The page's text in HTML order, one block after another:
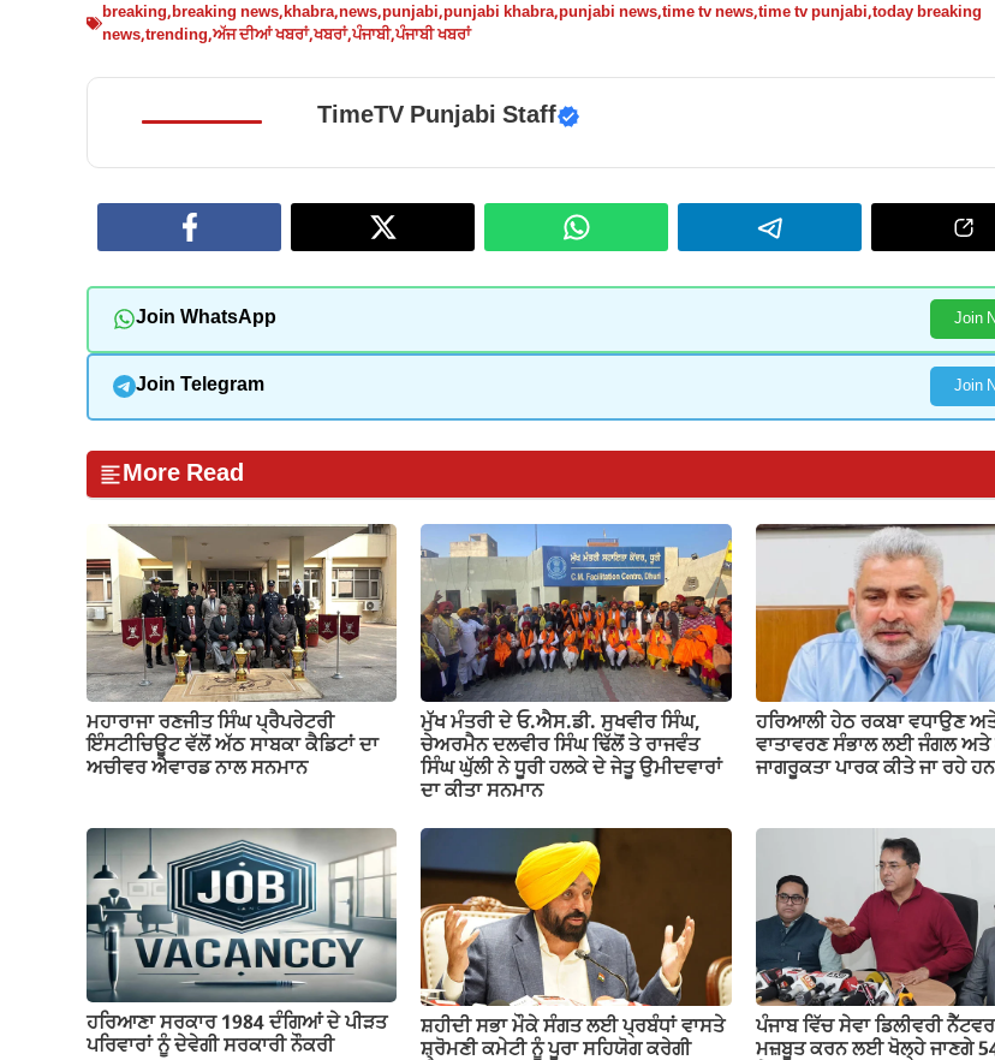
breaking,breaking news,khabra,news,punjabi,punjabi khabra,punjabi news,time tv news,time tv punjabi,today breaking
news,trending,ਅੱਜ ਦੀਆਂ ਖਬਰਾਂ,ਖਬਰਾਂ,ਪੰਜਾਬੀ,ਪੰਜਾਬੀ ਖਬਰਾਂ
TimeTV Punjabi Staff
Join WhatsApp Join
Join Telegram Join
More Read
ਮਹਾਰਾਜਾ ਰਣਜੀਤ ਸਿੰਘ ਪ੍ਰੈਪਰੇਟਰੀ
ਇੰਸਟੀਚਿਊਟ ਵੱਲੋਂ ਅੱਠ ਸਾਬਕਾ ਕੈਡਿਟਾਂ ਦਾ
ਅਚੀਵਰ ਐਵਾਰਡ ਨਾਲ ਸਨਮਾਨ
ਮੁੱਖ ਮੰਤਰੀ ਦੇ ਓ.ਐਸ.ਡੀ. ਸੁਖਵੀਰ ਸਿੰਘ,
ਚੇਅਰਮੈਨ ਦਲਵੀਰ ਸਿੰਘ ਢਿੱਲੋਂ ਤੇ ਰਾਜਵੰਤ
ਸਿੰਘ ਘੁੱਲੀ ਨੇ ਧੂਰੀ ਹਲਕੇ ਦੇ ਜੇਤੂ ਉਮੀਦਵਾਰਾਂ
ਦਾ ਕੀਤਾ ਸਨਮਾਨ
ਹਰਿਆਲੀ ਹੇਠ ਰਕਬਾ ਵਧਾਉਣ
ਵਾਤਾਵਰਣ ਸੰਭਾਲ ਲਈ ਜੰਗਲ
ਜਾਗਰੂਕਤਾ ਪਾਰਕ ਕੀਤੇ ਜਾ ਰਹੇ
ਹਰਿਆਣਾ ਸਰਕਾਰ 1984 ਦੰਗਿਆਂ ਦੇ ਪੀੜਤ
ਪਰਿਵਾਰਾਂ ਨੂੰ ਦੇਵੇਗੀ ਸਰਕਾਰੀ ਨੌਕਰੀ
ਸ਼ਹੀਦੀ ਸਭਾ ਮੌਕੇ ਸੰਗਤ ਲਈ ਪ੍ਰਬੰਧਾਂ ਵਾਸਤੇ
ਸ਼੍ਰੋਮਣੀ ਕਮੇਟੀ ਨੂੰ ਪੂਰਾ ਸਹਿਯੋਗ ਕਰੇਗੀ
ਪੰਜਾਬ ਵਿੱਚ ਸੇਵਾ ਡਿਲੀਵਰੀ
ਮਜ਼ਬੂਤ ਕਰਨ ਲਈ ਖੋਲ੍ਹੇ ਜਾਣਗੇ